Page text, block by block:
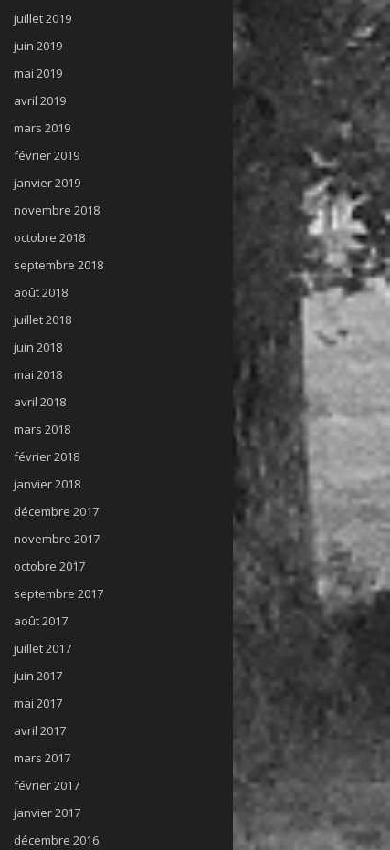
juillet 2019
juin 2019
mai 2019
avril 2019
mars 2019
février 2019
janvier 2019
novembre 2018
octobre 2018
septembre 2018
août 2018
juillet 2018
juin 2018
mai 2018
avril 2018
mars 2018
février 2018
janvier 2018
décembre 2017
novembre 2017
octobre 2017
septembre 2017
août 2017
juillet 2017
juin 2017
mai 2017
avril 2017
mars 2017
février 2017
janvier 2017
décembre 2016